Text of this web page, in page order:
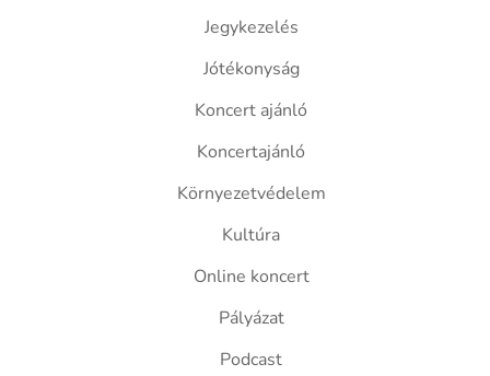
Jegykezelés
Jótékonyság
Koncert ajánló
Koncertajánló
Környezetvédelem
Kultúra
Online koncert
Pályázat
Podcast